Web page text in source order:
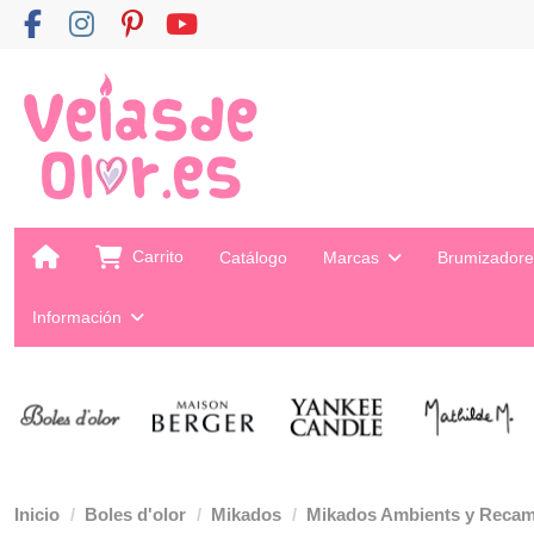
Carrito Catálogo Marcas
Información
Inicio Boles d'olor Mikados Mikados Ambients y